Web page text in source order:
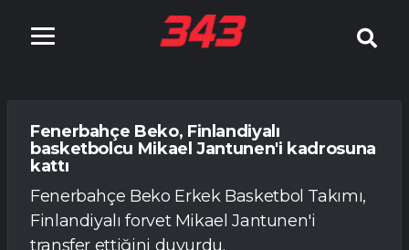
Fenerbahçe Beko, Finlandiyalı
basketbolcu Mikael Jantunen'i kadrosuna
kattı
Fenerbahçe Beko Erkek Basketbol Takımı,
Finlandiyalı forvet Mikael Jantunen'i
transfer ettiğini duyurdu.